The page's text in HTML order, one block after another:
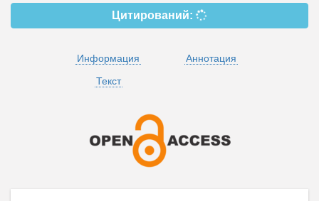
Цитирований:
Информация
Аннотация
Текст